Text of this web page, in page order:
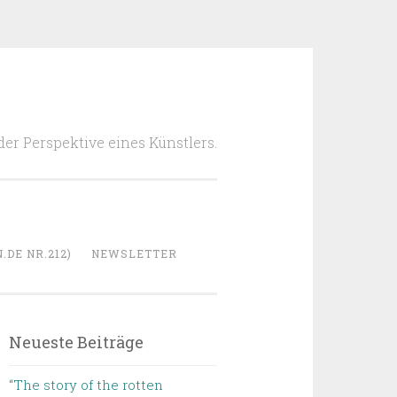
Perspektive eines Künstlers.
NR.212) NEWSLETTER
Neueste Beiträge
“The story of the rotten